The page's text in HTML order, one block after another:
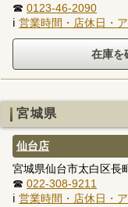
☎ 0123-46-2090
ℹ 営業時間・店休日・
宮城県
仙台店
宮城県仙台市太白区長
☎ 022-308-9211
ℹ 営業時間・店休日・